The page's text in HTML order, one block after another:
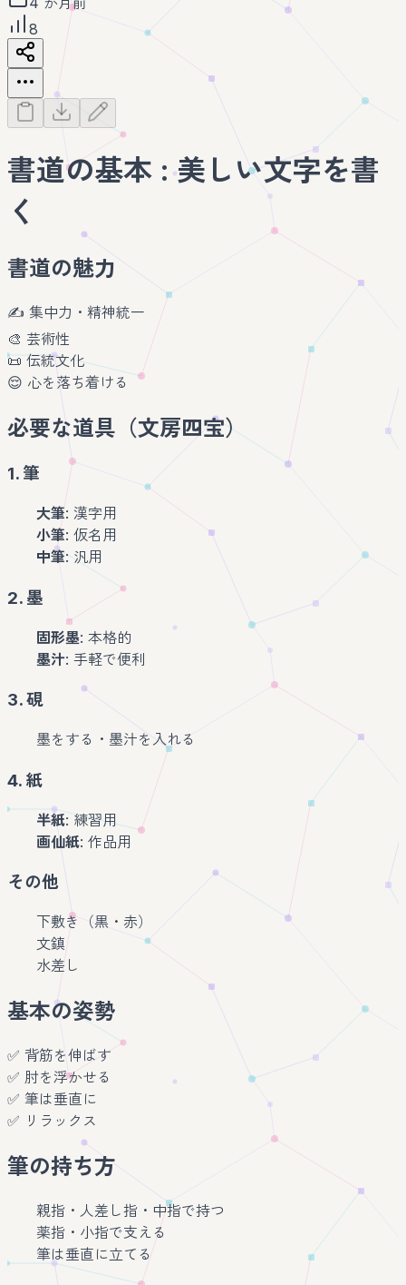
8
書道の基本 : 美しい文字を書
く
書道の魅力
✍️ 集中力・精神統一
🎨 芸術性
📜 伝統文化
😌 心を落ち着ける
必要な道具（文房四宝）
1. 筆
大筆: 漢字用
小筆: 仮名用
中筆: 汎用
2. 墨
固形墨: 本格的
墨汁: 手軽で便利
3. 硯
墨をする・墨汁を入れる
4. 紙
半紙: 練習用
画仙紙: 作品用
その他
下敷き（黒・赤）
文鎮
水差し
基本の姿勢
✅ 背筋を伸ばす
✅ 肘を浮かせる
✅ 筆は垂直に
✅ リラックス
筆の持ち方
親指・人差し指・中指で持つ
薬指・小指で支える
筆は垂直に立てる